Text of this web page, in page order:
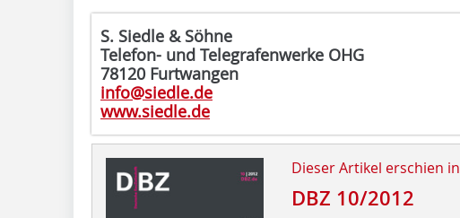
S. Siedle & Söhne
Telefon- und Telegrafenwerke OHG
78120 Furtwangen
info@siedle.de
www.siedle.de
Dieser Artikel erschien in
DBZ 10/2012